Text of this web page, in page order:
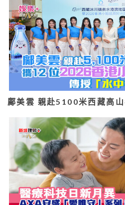
鄺美雲 親赴5100米西藏高